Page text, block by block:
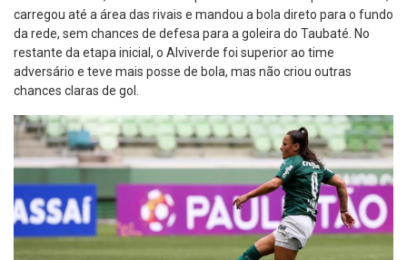
carregou até a área das rivais e mandou a bola direto para o fundo
da rede, sem chances de defesa para a goleira do Taubaté. No
restante da etapa inicial, o Alviverde foi superior ao time
adversário e teve mais posse de bola, mas não criou outras
chances claras de gol.